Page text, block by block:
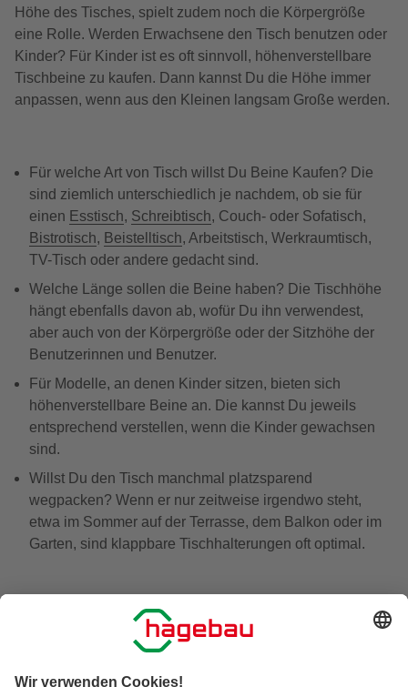
Höhe des Tisches, spielt zudem noch die Körpergröße
eine Rolle. Werden Erwachsene den Tisch benutzen oder
Kinder? Für Kinder ist es oft sinnvoll, höhenverstellbare
Tischbeine zu kaufen. Dann kannst Du die Höhe immer
anpassen, wenn aus den Kleinen langsam Große werden.
Für welche Art von Tisch willst Du Beine Kaufen? Die
sind ziemlich unterschiedlich je nachdem, ob sie für
einen Esstisch, Schreibtisch, Couch- oder Sofatisch,
Bistrotisch, Beistelltisch, Arbeitstisch, Werkraumtisch,
TV-Tisch oder andere gedacht sind.
Welche Länge sollen die Beine haben? Die Tischhöhe
hängt ebenfalls davon ab, wofür Du ihn verwendest,
aber auch von der Körpergröße oder der Sitzhöhe der
Benutzerinnen und Benutzer.
Für Modelle, an denen Kinder sitzen, bieten sich
höhenverstellbare Beine an. Die kannst Du jeweils
entsprechend verstellen, wenn die Kinder gewachsen
sind.
Willst Du den Tisch manchmal platzsparend
wegpacken? Wenn er nur zeitweise irgendwo steht,
etwa im Sommer auf der Terrasse, dem Balkon oder im
Garten, sind klappbare Tischhalterungen oft optimal.
Welche Tischbeine gibt es?
Schräg oder senkrecht, Querstangen oder nicht?
Tischbeine findest Du in einigen verschiedenen Formen,